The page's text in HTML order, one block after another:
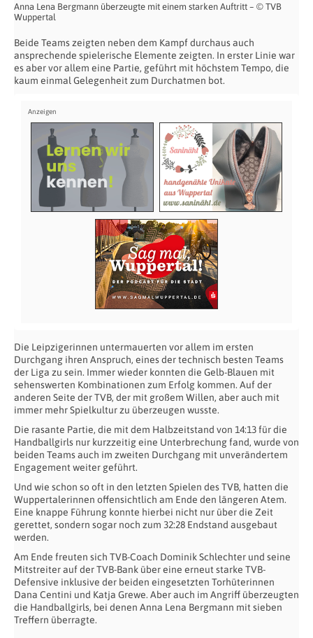
Anna Lena Bergmann überzeugte mit einem starken Auftritt – © TVB
Wuppertal
Beide Teams zeigten neben dem Kampf durchaus auch
ansprechende spielerische Elemente zeigten. In erster Linie war
es aber vor allem eine Partie, geführt mit höchstem Tempo, die
kaum einmal Gelegenheit zum Durchatmen bot.
Die Leipzigerinnen untermauerten vor allem im ersten
Durchgang ihren Anspruch, eines der technisch besten Teams
der Liga zu sein. Immer wieder konnten die Gelb-Blauen mit
sehenswerten Kombinationen zum Erfolg kommen. Auf der
anderen Seite der TVB, der mit großem Willen, aber auch mit
immer mehr Spielkultur zu überzeugen wusste.
Die rasante Partie, die mit dem Halbzeitstand von 14:13 für die
Handballgirls nur kurzzeitig eine Unterbrechung fand, wurde von
beiden Teams auch im zweiten Durchgang mit unverändertem
Engagement weiter geführt.
Und wie schon so oft in den letzten Spielen des TVB, hatten die
Wuppertalerinnen offensichtlich am Ende den längeren Atem.
Eine knappe Führung konnte hierbei nicht nur über die Zeit
gerettet, sondern sogar noch zum 32:28 Endstand ausgebaut
werden.
Am Ende freuten sich TVB-Coach Dominik Schlechter und seine
Mitstreiter auf der TVB-Bank über eine erneut starke TVB-
Defensive inklusive der beiden eingesetzten Torhüterinnen
Dana Centini und Katja Grewe. Aber auch im Angriff überzeugten
die Handballgirls, bei denen Anna Lena Bergmann mit sieben
Treffern überragte.